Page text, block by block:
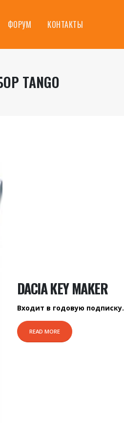
ФОРУМ КОНТАКТЫ
TANGO
DACIA KEY MAKER
Входит в годовую подписку.
READ MORE